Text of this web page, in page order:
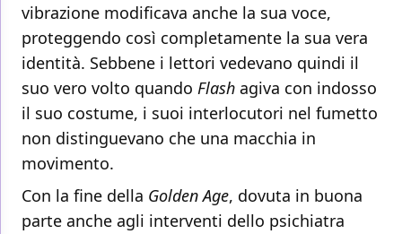
vibrazione modificava anche la sua voce,
proteggendo così completamente la sua vera
identità. Sebbene i lettori vedevano quindi il
suo vero volto quando Flash agiva con indosso
il suo costume, i suoi interlocutori nel fumetto
non distinguevano che una macchia in
movimento.
Con la fine della Golden Age, dovuta in buona
parte anche agli interventi dello psichiatra